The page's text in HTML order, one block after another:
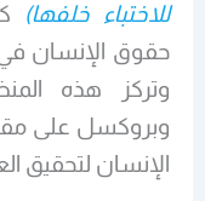
للاختباء خلفها)
حقوق الإنسان
وتركز هذه
وبروكسل على
الإنسان لتحقيق